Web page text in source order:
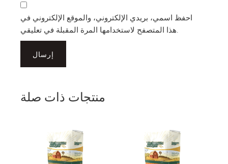
احفظ اسمي، بريدي الإلكتروني، والموقع الإلكتروني في
منتجات ذات صلة